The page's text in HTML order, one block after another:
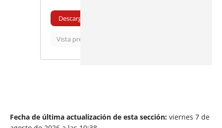
Descargar
Vista previa
Fecha de última actualización de esta sección: viernes 7 de